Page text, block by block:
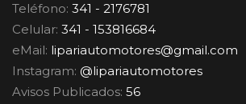
Teléfono: 341 - 2176781
Celular: 341 - 153816684
eMail: lipariautomotores@gmail.com
Instagram: @lipariautomotores
Avisos Publicados: 56